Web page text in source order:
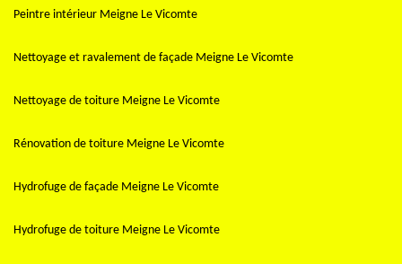
Peintre intérieur Meigne Le Vicomte
Nettoyage et ravalement de façade Meigne Le Vicomte
Nettoyage de toiture Meigne Le Vicomte
Rénovation de toiture Meigne Le Vicomte
Hydrofuge de façade Meigne Le Vicomte
Hydrofuge de toiture Meigne Le Vicomte